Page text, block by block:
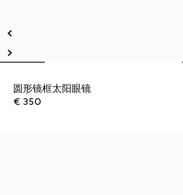
圆形镜框太阳眼镜
€ 350